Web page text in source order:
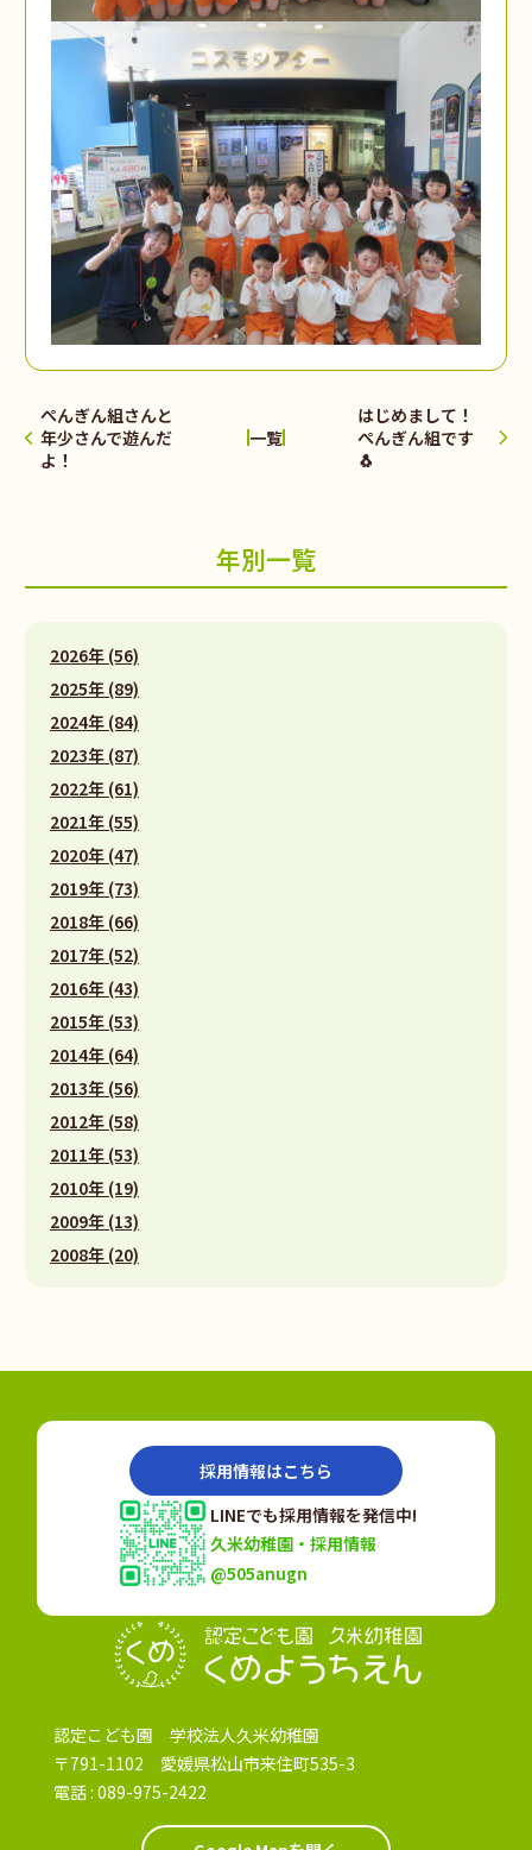
ぺんぎん組さんと
年少さんで遊んだ
よ！
一覧
はじめまして！
ぺんぎん組です
🐧
年別一覧
2026年 (56)
2025年 (89)
2024年 (84)
2023年 (87)
2022年 (61)
2021年 (55)
2020年 (47)
2019年 (73)
2018年 (66)
2017年 (52)
2016年 (43)
2015年 (53)
2014年 (64)
2013年 (56)
2012年 (58)
2011年 (53)
2010年 (19)
2009年 (13)
2008年 (20)
認定こども園 学校法人久米幼稚園
〒791-1102 愛媛県松山市来住町535-3
電話 : 089-975-2422
採用情報はこちら
LINEでも採用情報を発信中!
久米幼稚園・採用情報
@505anugn